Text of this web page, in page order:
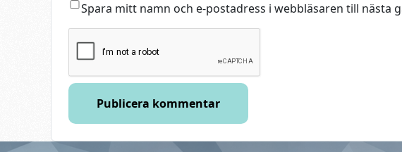
Spara mitt namn och e-postadress i webbläsaren till nästa